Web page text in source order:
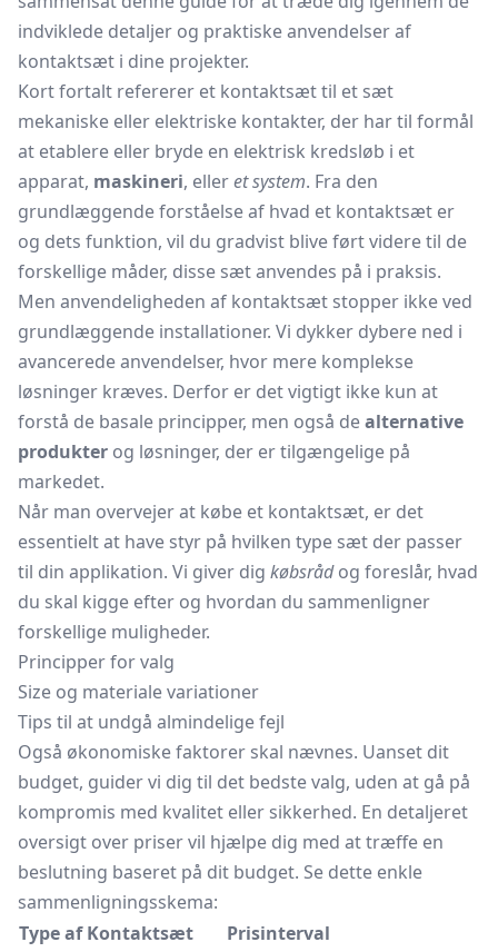
indviklede detaljer og praktiske anvendelser af
kontaktsæt i dine projekter.
Kort fortalt refererer et kontaktsæt til et sæt
mekaniske eller elektriske kontakter, der har til formål
at etablere eller bryde en elektrisk kredsløb i et
apparat, maskineri, elleret system. Fra den
grundlæggende forståelse af hvad et kontaktsæt er
og dets funktion, vil du gradvist blive ført videre til de
forskellige måder, disse sæt anvendes på i praksis.
Men anvendeligheden af kontaktsæt stopper ikke ved
grundlæggende installationer. Vi dykker dybere ned i
avancerede anvendelser, hvor mere komplekse
løsninger kræves. Derfor er det vigtigt ikke kun at
forstå de basale principper, men også dealternative
produkter og løsninger, der er tilgængelige på
markedet.
Når man overvejer at købe et kontaktsæt, er det
essentielt at have styr på hvilken type sæt der passer
til din applikation. Vi giver dig købsrådog foreslår, hvad
du skal kigge efter og hvordan du sammenligner
forskellige muligheder.
Principper for valg
Size og materiale variationer
Tips til at undgå almindelige fejl
Også økonomiske faktorer skal nævnes. Uanset dit
budget, guider vi dig til det bedste valg, uden at gå på
kompromis med kvalitet eller sikkerhed. En detaljeret
oversigt over priser vil hjælpe dig med at træffe en
beslutning baseret på dit budget. Se dette enkle
sammenligningsskema:
Type af Kontaktsæt
Prisinterval